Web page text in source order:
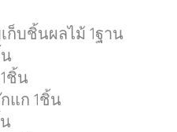
ก็บชิ้นผลไม้ 1ฐาน
ชิ้น
แก 1ชิ้น